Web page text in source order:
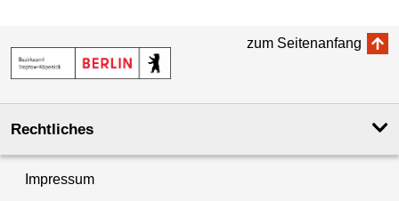
zum Seitenanfang
Rechtliches
Impressum